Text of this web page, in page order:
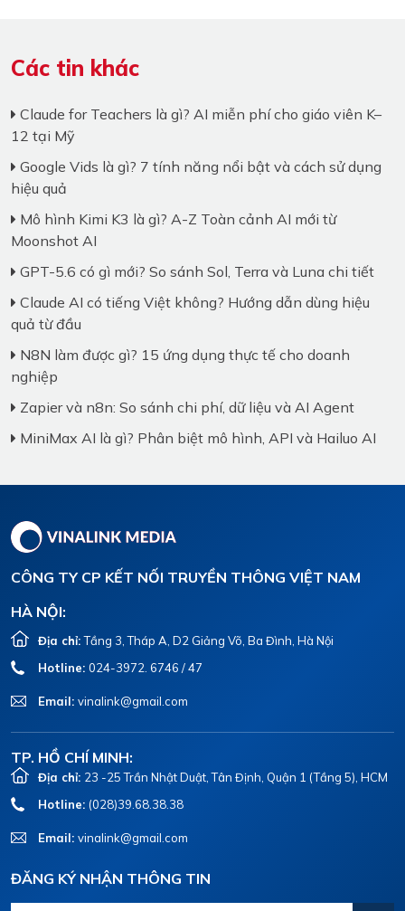
Các tin khác
Claude for Teachers là gì? AI miễn phí cho giáo viên K–
12 tại Mỹ
Google Vids là gì? 7 tính năng nổi bật và cách sử dụng
hiệu quả
Mô hình Kimi K3 là gì? A-Z Toàn cảnh AI mới từ
Moonshot AI
GPT-5.6 có gì mới? So sánh Sol, Terra và Luna chi tiết
Claude AI có tiếng Việt không? Hướng dẫn dùng hiệu
quả từ đầu
N8N làm được gì? 15 ứng dụng thực tế cho doanh
nghiệp
Zapier và n8n: So sánh chi phí, dữ liệu và AI Agent
MiniMax AI là gì? Phân biệt mô hình, API và Hailuo AI
CÔNG TY CP KẾT NỐI TRUYỀN THÔNG VIỆT NAM
HÀ NỘI:
Địa chỉ:Tầng 3, Tháp A, D2 Giảng Võ, Ba Đình, Hà Nội
Hotline: 024-3972. 6746 / 47
Email: vinalink@gmail.com
TP. HỒ CHÍ MINH:
Địa chỉ: 23 -25 Trần Nhật Duật, Tân Định, Quận 1 (Tầng 5), HCM
Hotline: (028)39.68.38.38
Email: vinalink@gmail.com
ĐĂNG KÝ NHẬN THÔNG TIN